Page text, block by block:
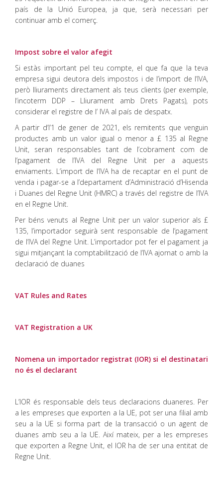
país de la Unió Europea, ja que, serà necessari per
continuar amb el comerç.
Impost sobre el valor afegit
Si estàs important pel teu compte, el que fa que la teva
empresa sigui deutora dels impostos i de l’import de l’IVA,
però lliuraments directament als teus clients (per exemple,
l’incoterm DDP – Lliurament amb Drets Pagats), pots
considerar el registre de l’ IVA al país de despatx.
A partir d’l’1 de gener de 2021, els remitents que venguin
productes amb un valor igual o menor a £ 135 al Regne
Unit, seran responsables tant de l’cobrament com de
l’pagament de l’IVA del Regne Unit per a aquests
enviaments. L’import de l’IVA ha de recaptar en el punt de
venda i pagar-se a l’departament d’Administració d’Hisenda
i Duanes del Regne Unit (HMRC) a través del registre de l’IVA
en el Regne Unit.
Per béns venuts al Regne Unit per un valor superior als £
135, l’importador seguirà sent responsable de l’pagament
de l’IVA del Regne Unit. L’importador pot fer el pagament ja
sigui mitjançant la comptabilització de l’IVA ajornat o amb la
declaració de duanes
VAT Rules and Rates
VAT Registration a UK
Nomena un importador registrat (IOR) si el destinatari
no és el declarant
L’IOR és responsable dels teus declaracions duaneres. Per
a les empreses que exporten a la UE, pot ser una filial amb
seu a la UE si forma part de la transacció o un agent de
duanes amb seu a la UE. Així mateix, per a les empreses
que exporten a Regne Unit, el IOR ha de ser una entitat de
Regne Unit.